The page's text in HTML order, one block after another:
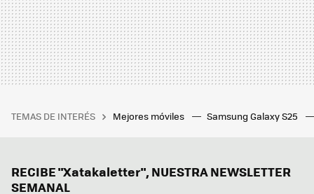
TEMAS DE INTERÉS Mejores móviles Samsung Galaxy S25
RECIBE "Xatakaletter", NUESTRA NEWSLETTER
SEMANAL